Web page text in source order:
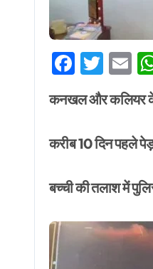
कनखल और कलियर के
करीब 10 दिन पहले
बच्ची की तलाश में